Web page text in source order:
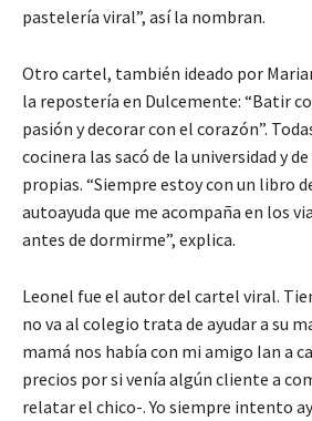
pastelería viral”, así la nombran.
Otro cartel, también ideado por
la repostería en Dulcemente: “Batir
pasión y decorar con el corazón”.
cocinera las sacó de la universidad y
propias. “Siempre estoy con un libro
autoayuda que me acompaña en los
antes de dormirme”, explica.
Leonel fue el autor del cartel viral.
no va al colegio trata de ayudar a su
mamá nos había con mi amigo Ian a
precios por si venía algún cliente a
relatar el chico-. Yo siempre intento